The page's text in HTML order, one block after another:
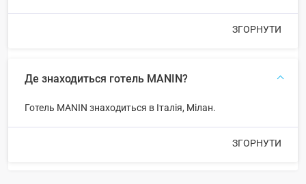
ЗГОРНУТИ
Де знаходиться готель MANIN?
Готель MANIN знаходиться в Італія, Мілан.
ЗГОРНУТИ